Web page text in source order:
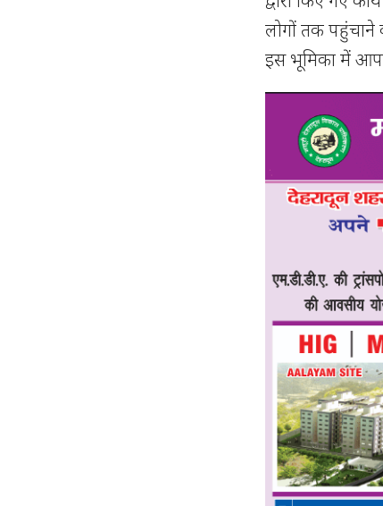
लोगों तक पहुंचाने
इस भूमिका में आप